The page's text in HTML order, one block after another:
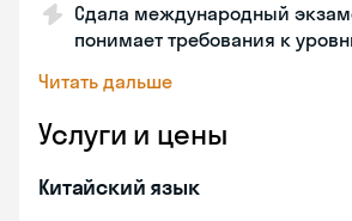
Сдала международный
понимает требования к
Читать дальше
Услуги и цены
Китайский язык